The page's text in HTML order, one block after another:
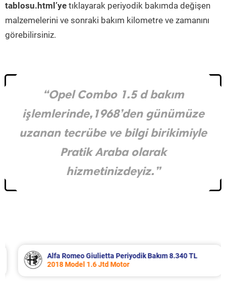
tablosu.html’ye tıklayarak periyodik bakımda değişen
malzemelerini ve sonraki bakım kilometre ve zamanını
görebilirsiniz.
“Opel Combo 1.5 d bakım
işlemlerinde,1968’den günümüze
uzanan tecrübe ve bilgi birikimiyle
Pratik Araba olarak
hizmetinizdeyiz.”
Alfa Romeo Giulietta Periyodik Bakım 8.340 TL
2018 Model 1.6 Jtd Motor